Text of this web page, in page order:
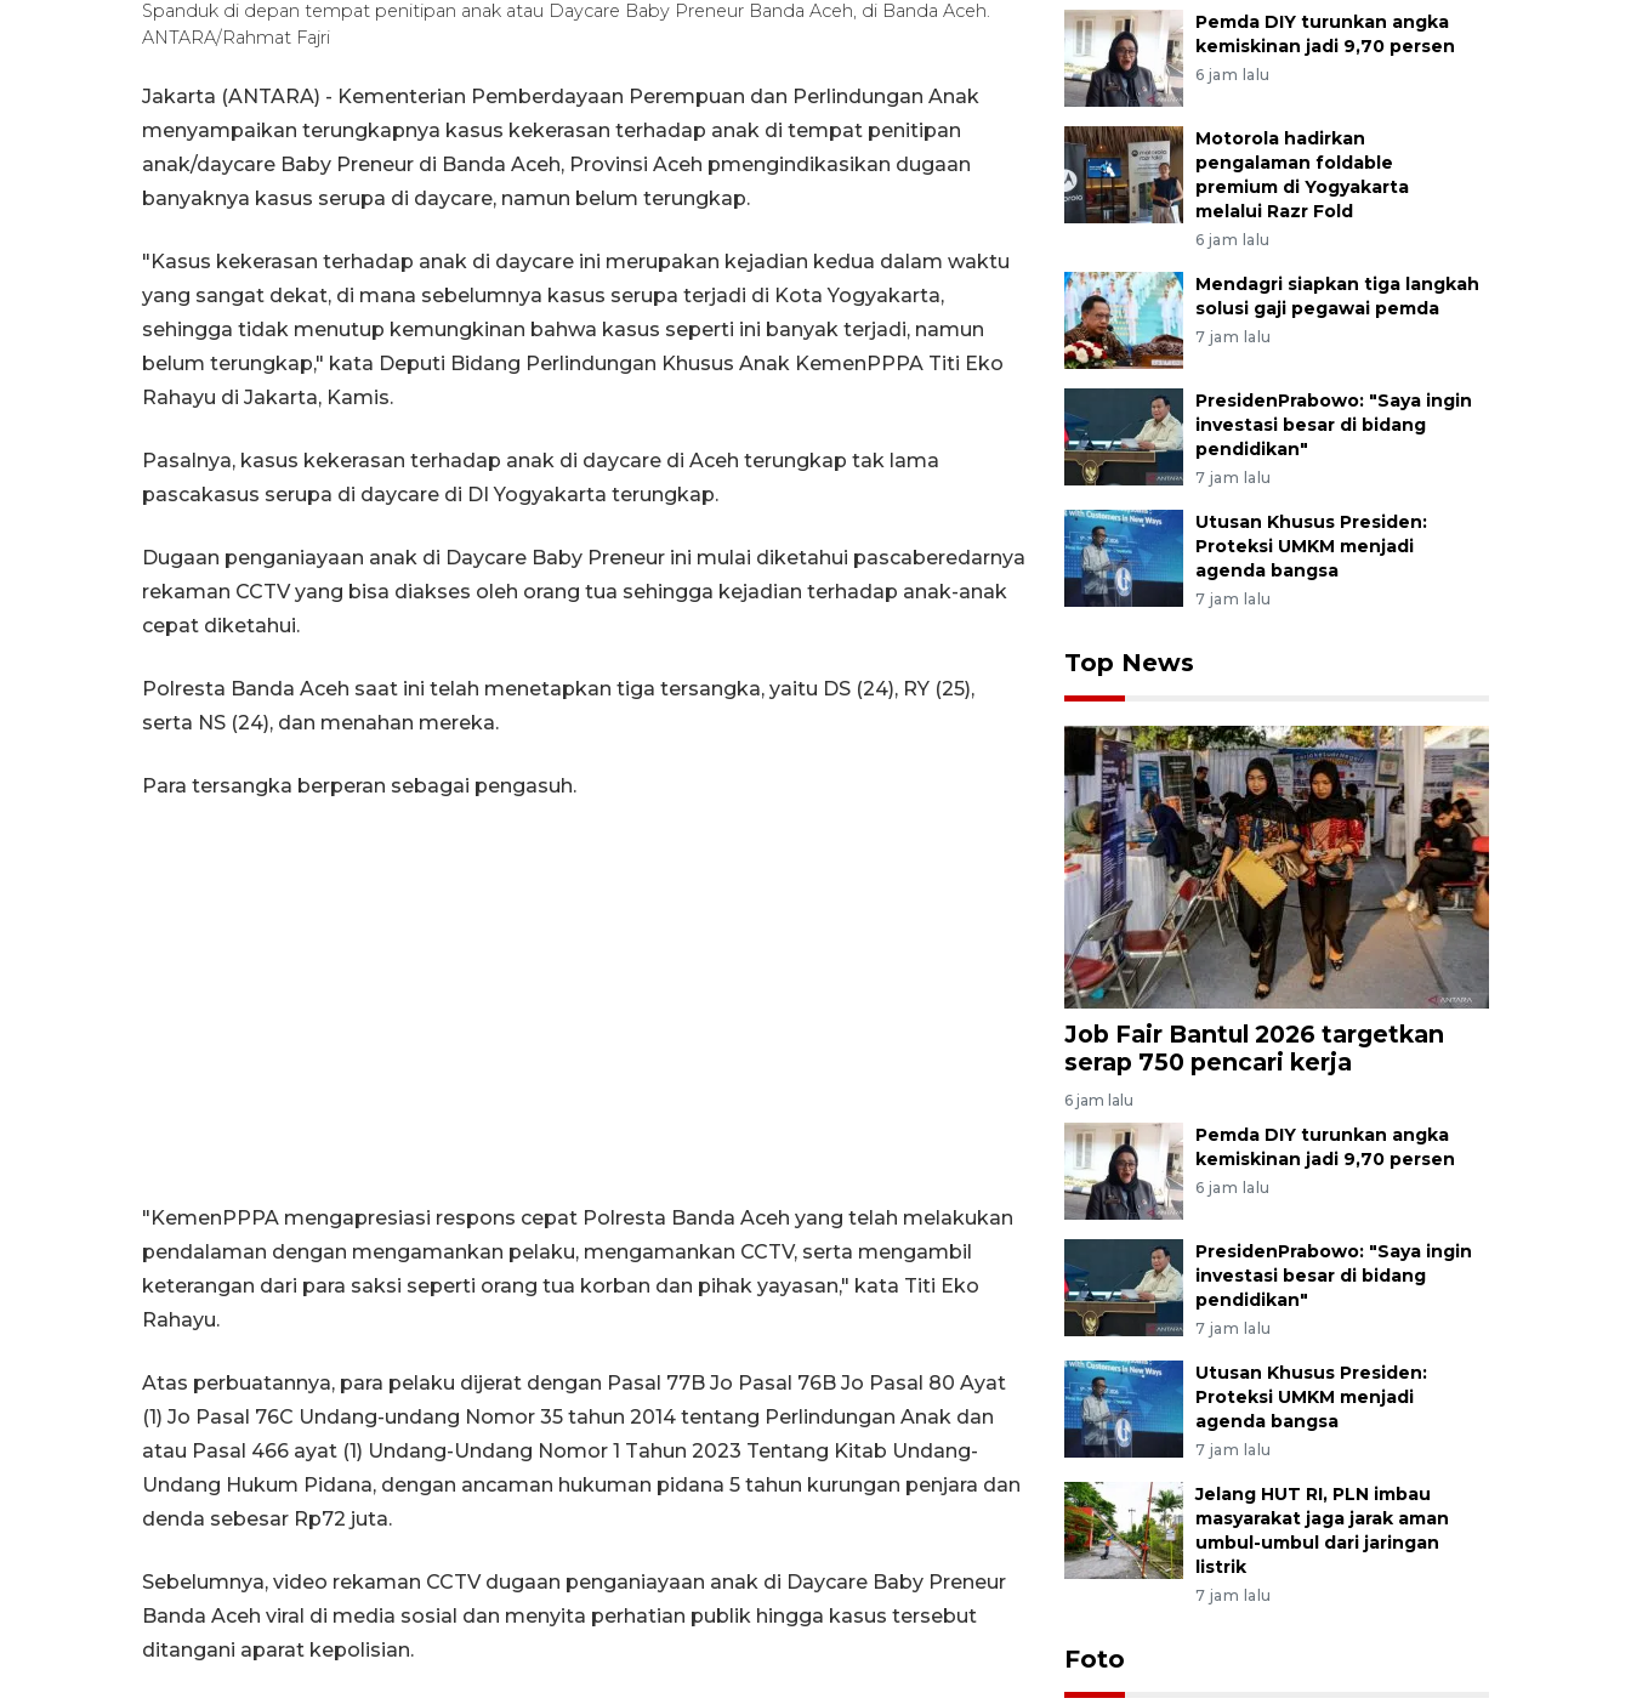
Spanduk di depan tempat penitipan anak atau Daycare Baby Preneur Banda Aceh, di Banda Aceh.
ANTARA/Rahmat Fajri
Jakarta (ANTARA) - Kementerian Pemberdayaan Perempuan dan Perlindungan Anak
menyampaikan terungkapnya kasus kekerasan terhadap anak di tempat penitipan
anak/daycare Baby Preneur di Banda Aceh, Provinsi Aceh pmengindikasikan dugaan
banyaknya kasus serupa di daycare, namun belum terungkap.
"Kasus kekerasan terhadap anak di daycare ini merupakan kejadian kedua dalam waktu
yang sangat dekat, di mana sebelumnya kasus serupa terjadi di Kota Yogyakarta,
sehingga tidak menutup kemungkinan bahwa kasus seperti ini banyak terjadi, namun
belum terungkap," kata Deputi Bidang Perlindungan Khusus Anak KemenPPPA Titi Eko
Rahayu di Jakarta, Kamis.
Pasalnya, kasus kekerasan terhadap anak di daycare di Aceh terungkap tak lama
pascakasus serupa di daycare di DI Yogyakarta terungkap.
Dugaan penganiayaan anak di Daycare Baby Preneur ini mulai diketahui pascaberedarnya
rekaman CCTV yang bisa diakses oleh orang tua sehingga kejadian terhadap anak-anak
cepat diketahui.
Polresta Banda Aceh saat ini telah menetapkan tiga tersangka, yaitu DS (24), RY (25),
serta NS (24), dan menahan mereka.
Para tersangka berperan sebagai pengasuh.
"KemenPPPA mengapresiasi respons cepat Polresta Banda Aceh yang telah melakukan
pendalaman dengan mengamankan pelaku, mengamankan CCTV, serta mengambil
keterangan dari para saksi seperti orang tua korban dan pihak yayasan," kata Titi Eko
Rahayu.
Atas perbuatannya, para pelaku dijerat dengan Pasal 77B Jo Pasal 76B Jo Pasal 80 Ayat
(1) Jo Pasal 76C Undang-undang Nomor 35 tahun 2014 tentang Perlindungan Anak dan
atau Pasal 466 ayat (1) Undang-Undang Nomor 1 Tahun 2023 Tentang Kitab Undang-
Undang Hukum Pidana, dengan ancaman hukuman pidana 5 tahun kurungan penjara dan
denda sebesar Rp72 juta.
Sebelumnya, video rekaman CCTV dugaan penganiayaan anak di Daycare Baby Preneur
Banda Aceh viral di media sosial dan menyita perhatian publik hingga kasus tersebut
ditangani aparat kepolisian.
Pemda DIY turunkan angka
kemiskinan jadi 9,70 persen
6 jam lalu
Motorola hadirkan
pengalaman foldable
premium di Yogyakarta
melalui Razr Fold
6 jam lalu
Mendagri siapkan tiga langkah
solusi gaji pegawai pemda
7 jam lalu
PresidenPrabowo: "Saya ingin
investasi besar di bidang
pendidikan"
7 jam lalu
Utusan Khusus Presiden:
Proteksi UMKM menjadi
agenda bangsa
7 jam lalu
Top News
Job Fair Bantul 2026 targetkan
serap 750 pencari kerja
6 jam lalu
Pemda DIY turunkan angka
kemiskinan jadi 9,70 persen
6 jam lalu
PresidenPrabowo: "Saya ingin
investasi besar di bidang
pendidikan"
7 jam lalu
Utusan Khusus Presiden:
Proteksi UMKM menjadi
agenda bangsa
7 jam lalu
Jelang HUT RI, PLN imbau
masyarakat jaga jarak aman
umbul-umbul dari jaringan
listrik
7 jam lalu
Foto